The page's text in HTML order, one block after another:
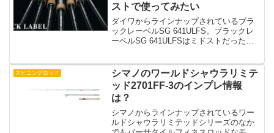
ストで使ってみたい
ダイワからラインナップされているブラ
ックレーベルSG 641ULFS。ブラックレ
ーベルSG 641ULFSはミドストだったり
がメインで中層の釣りでミドストとかホ
バストを...
スピニングロッド
シマノのワールドシャウラリミテ
ッド2701FF-3のインプレ情報
は？
シマノからラインナップされているワー
ルドシャウラリミテッドシリーズのなか